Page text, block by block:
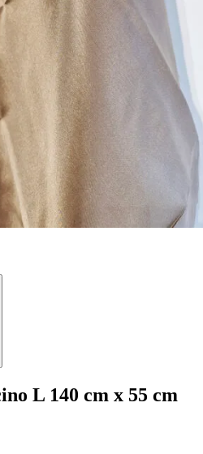
L 140 cm x 55 cm